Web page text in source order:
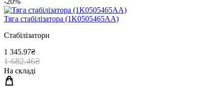
Тяга стабiлiзатора (1K0505465AA)
Стабілізатори
1 345.97₴
1 682.46₴
На складі